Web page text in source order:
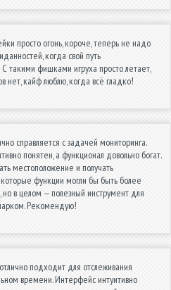
просто огонь, короче, теперь не надо
когда свой путь
такими фишками игруха просто летает,
нет, кайф люблю, когда всё гладко!
справляется с задачей мониторинга.
понятен, а функционал довольно богат.
местоположение и получать
функции могли бы быть более
в целом — полезный инструмент для
Рекомендую!
подходит для отслеживания
времени. Интерфейс интуитивно